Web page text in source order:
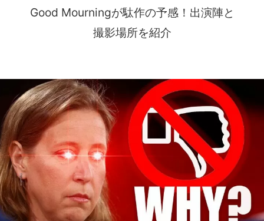
Good Mourningが駄作の予感！出演陣と
撮影場所を紹介